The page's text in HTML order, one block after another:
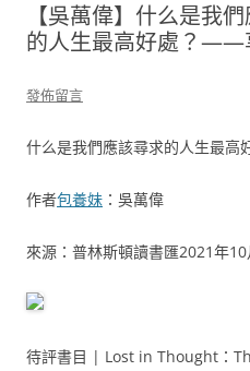
【吳萬偉】什么是我
的人生最高好處？——
發佈留言
什么是我們應該尋求的人生最
作者包養妹 ：吳萬偉
來源：普林斯頓讀書匯2021年10
待評書目 | Lost in Thought：